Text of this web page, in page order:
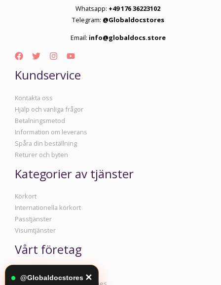
Whatsapp: +49 176 36223102
Telegram: @Globaldocstores
Email: info@globaldocs.store
Kundservice
Kontakta oss
Hjälp och vanliga frågor
Betalningsmetod
Information om leverans
Spåra din beställning
Returer och byten
Kategorier av tjänster
Körkort
Internationella körkort
Passtjänster
Visumtjänster
Vårt företag
Information om företaget
@Globaldocstores ✕